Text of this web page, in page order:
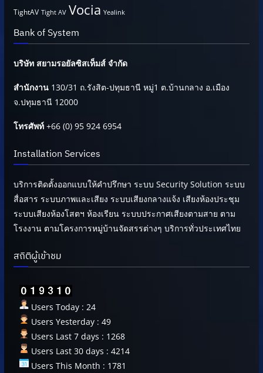
TightAV Tight AV Vocia Yealink
Bank of System
บริษัท สยามรอยัลซิสเท็มส์ จำกัด
สำนักงาน130/31 ถ.รังสิต-ปทุมธานี หมู่1 ต.บ้านกลาง อ.เมือง
จ.ปทุมธานี 12000
โทรศัพท์+66 (0) 95 924 6954
Installation Services
บริการติดตั้งออกแบบให้คำปรึกษา ระบบ Security Solution ระบบ
สื่อสาร ระบบภาพและเสียง ระบบเสียงกลางแจ้ง เสียงห้องประชุม
ระบบเสียงห้องโสตฯ ห้องเรียน ระบบประกาศเสียงตามสาย ตาม
โรงงาน ตามโครงการหมู่บ้านจัดสรรต่างๆ บริการทั่วประเทศไทย
สถิติผู้เข้าชม
Users Today : 24
Users Yesterday : 49
Users Last 7 days : 1268
Users Last 30 days : 4214
Users This Month : 1781